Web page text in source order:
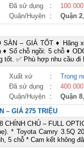
Đã sử dụng :
Quận/Huyện : Quận 2
SÀN – GIÁ TỐT ♦ Hãng
Số chỗ ngồi: 5 chỗ ♦
tốt. ✅ Phù hợp nhu cầu đi
Xuất xứ :
Trong
Đã sử dụng :
Quận/Huyện : Quận 8
– GIÁ 275 TRIỆU
CHÍNH CHỦ – FULL
* Toyota Camry 3.5Q
5 chỗ * Cam kết không